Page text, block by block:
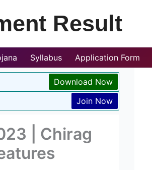
Result
Syllabus Application Form
Download Now
Join Now
| Chirag